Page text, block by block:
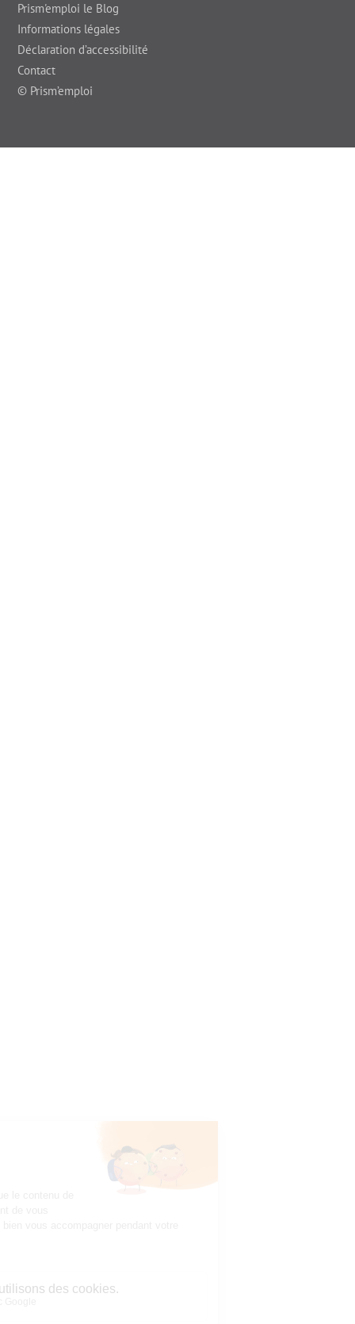
Prism'emploi le Blog
Informations légales
Déclaration d’accessibilité
Contact
© Prism’emploi